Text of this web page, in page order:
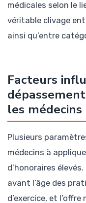
médicales selon le
véritable clivage
ainsi qu’entre
Facteurs
les médecins
Plusieurs
médecins à
d’honoraires
avant l’âge des
d’exercice, et